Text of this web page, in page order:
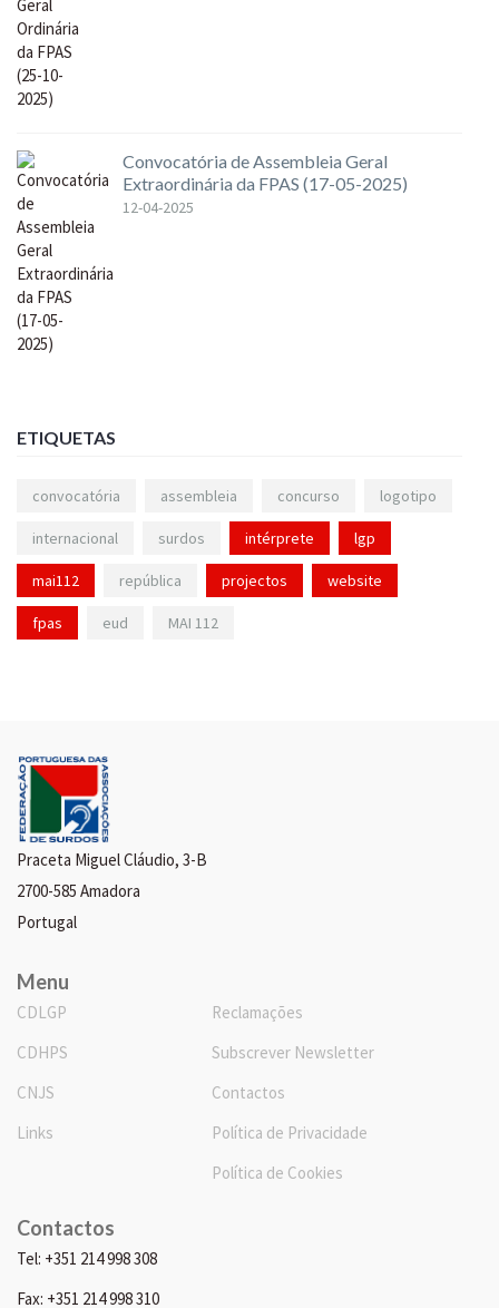
Convocatória de Assembleia Geral
Extraordinária da FPAS (17-05-2025)
12-04-2025
ETIQUETAS
convocatória assembleia concurso logotipo
internacional surdos intérprete lgp
mai112 república projectos website
fpas eud MAI 112
Praceta Miguel Cláudio, 3-B
2700-585 Amadora
Portugal
Menu
CDLGP
CDHPS
CNJS
Links
Reclamações
Subscrever Newsletter
Contactos
Política de Privacidade
Política de Cookies
Contactos
Tel: +351 214 998 308
Fax: +351 214 998 310